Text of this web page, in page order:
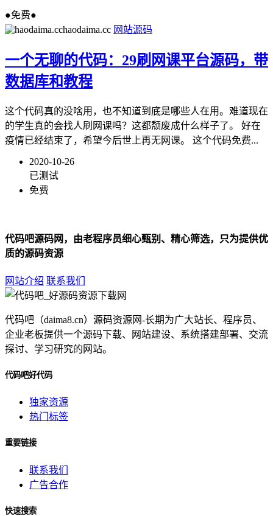
●免费●
haodaima.cc 网站源码
一个无聊的代码：29刷网课平台源码，带
数据库和教程
这个代码真的没啥用，也不知道到底是哪些人在用。难道现在
的学生真的会找人刷网课吗？这都颓废成什么样子了。 好在
疫情已经结束了，希望今后世上再无网课。 这个代码免费...
2020-10-26
已测试
免费
代码吧源码网，由老程序员细心甄别、精心筛选，只为提供优
质的源码资源
网站介绍 联系我们
代码吧（daima8.cn）源码资源网-长期为广大站长、程序员、
企业老板提供一个源码下载、网站建设、系统搭建部署、交流
探讨、学习研究的网站。
代码吧好代码
独家资源
热门标签
重要链接
联系我们
广告合作
快速搜索